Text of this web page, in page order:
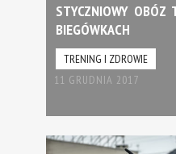
STYCZNIOWY OBÓZ
BIEGÓWKACH
TRENING I ZDROWIE
11 GRUDNIA 2017